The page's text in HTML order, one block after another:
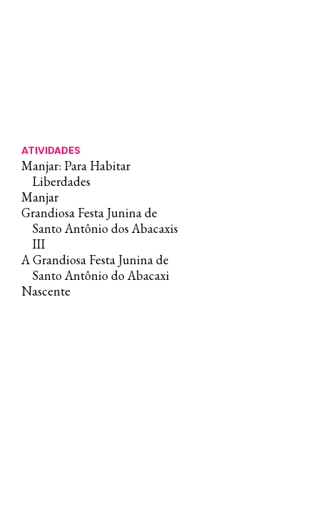
ATIVIDADES
Manjar: Para Habitar
Liberdades
Manjar
Grandiosa Festa Junina de
Santo Antônio dos Abacaxis
III
A Grandiosa Festa Junina de
Santo Antônio do Abacaxi
Nascente